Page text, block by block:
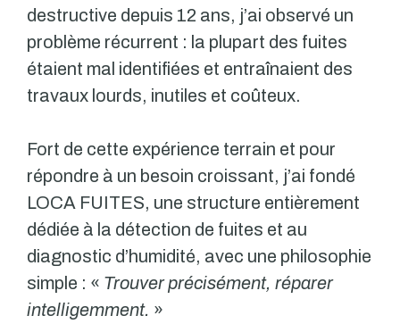
destructive depuis 12 ans, j’ai observé un
problème récurrent : la plupart des fuites
étaient mal identifiées et entraînaient des
travaux lourds, inutiles et coûteux.
Fort de cette expérience terrain et pour
répondre à un besoin croissant, j’ai fondé
LOCA FUITES, une structure entièrement
dédiée à la détection de fuites et au
diagnostic d’humidité, avec une philosophie
simple : « Trouver précisément, réparer
intelligemment. »